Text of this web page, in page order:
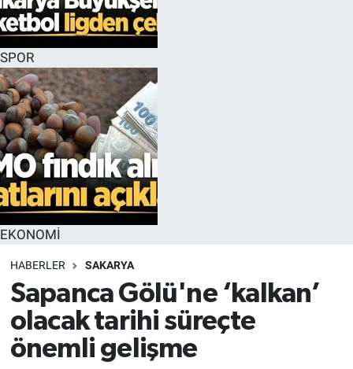
SPOR
EKONOMİ
HABERLER SAKARYA
Sapanca Gölü'ne ‘kalkan’
olacak tarihi süreçte
önemli gelişme